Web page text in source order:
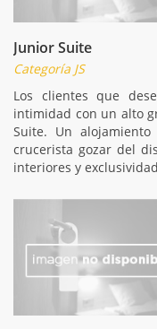
Junior Suite
Categoría JS
Los clientes que
intimidad con un alto
Suite. Un
crucerista gozar del
interiores y